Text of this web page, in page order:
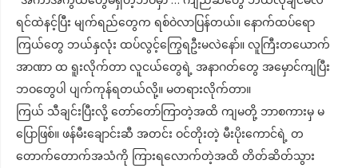
ရင်ထဲနင့်ပြီး မျက်ရည်တွေက ရစ်ဝဲလာပြန်တယ်။ နောက်ထပ်ရော
ကြယ်တွေ ဘယ်နှလုံး ထပ်လွင့်ကြွေရဦးမလဲနော်။ လူကြီးတယောက်
အာဏာ ထ ရူးလိုက်တာ လူငယ်တွေရဲ့ အနာဂတ်တွေ အမှောင်ကျပြီး
ဘဝတွေပါ ပျက်ကုန်ရတယ်လို့။ မတရားလိုက်တာ။
ကြယ် သီချင်းပြီးလို့ တော်တော်ကြာတဲ့အထိ ကျမတို့ ဘာစကားမှ မ
ပြောဖြစ်။ ဖန်မီးချောင်းဆီ အတင်း ဝင်တိုးတဲ့ မီးပိုးကောင်ရဲ့ တ
တောက်တောက်အသံကို ကြားရလောက်တဲ့အထိ တိတ်ဆိတ်သွား